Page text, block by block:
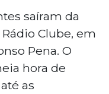
saíram da
Clube, em
Pena. O
hora de
as